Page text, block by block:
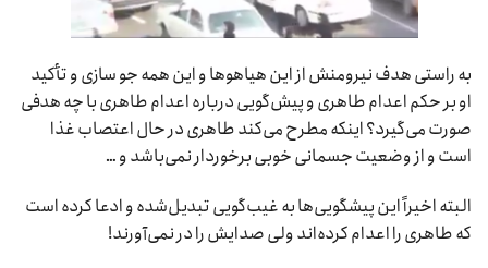
به راستی هدف نیرومنش از این هیاهوها و این همه جو سازی و تأکید
او بر حکم اعدام طاهری و پیش‌گویی درباره اعدام طاهری با چه هدفی
صورت می‌گیرد؟ اینکه مطرح می‌کند طاهری در حال اعتصاب غذا
است و از وضعیت جسمانی خوبی برخوردار نمی‌باشد و …
البته اخیراً این پیشگویی‌ها به غیب‌گویی تبدیل‌شده و ادعا کرده است
که طاهری را اعدام کرده‌اند ولی صدایش را در نمی‌آورند!